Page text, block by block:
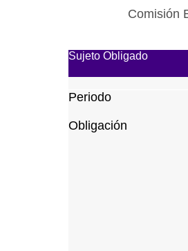
Comisión
Sujeto Obligado
Periodo
Obligación